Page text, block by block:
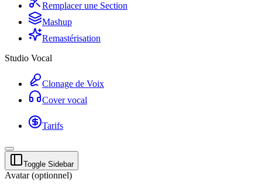
Remplacer une Section
Mashup
Remastérisation
Studio Vocal
Clonage de Voix
Cover vocal
Tarifs
Toggle Sidebar
Avatar (optionnel)